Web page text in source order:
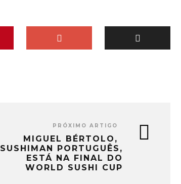
PRÓXIMO ARTIGO
MIGUEL BÉRTOLO,
SUSHIMAN PORTUGUÊS,
ESTÁ NA FINAL DO
WORLD SUSHI CUP